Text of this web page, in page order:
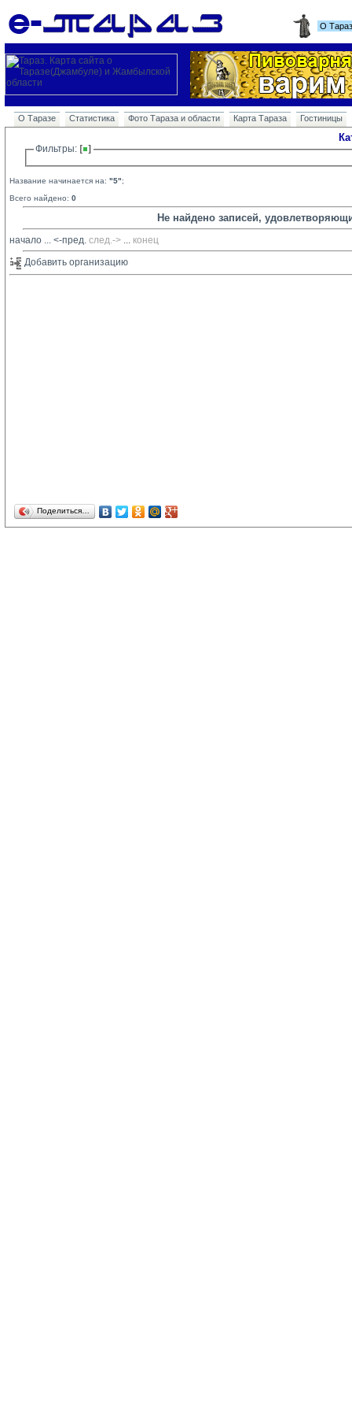
О
О Таразе Статистика Фото Тараза и области Карта Тараза Гостиницы
Фильтры:
Название начинается на: "5";
Всего найдено: 0
Не найдено записей,
начало ... <-пред. след.-> ... конец
Добавить организацию
Поделиться…